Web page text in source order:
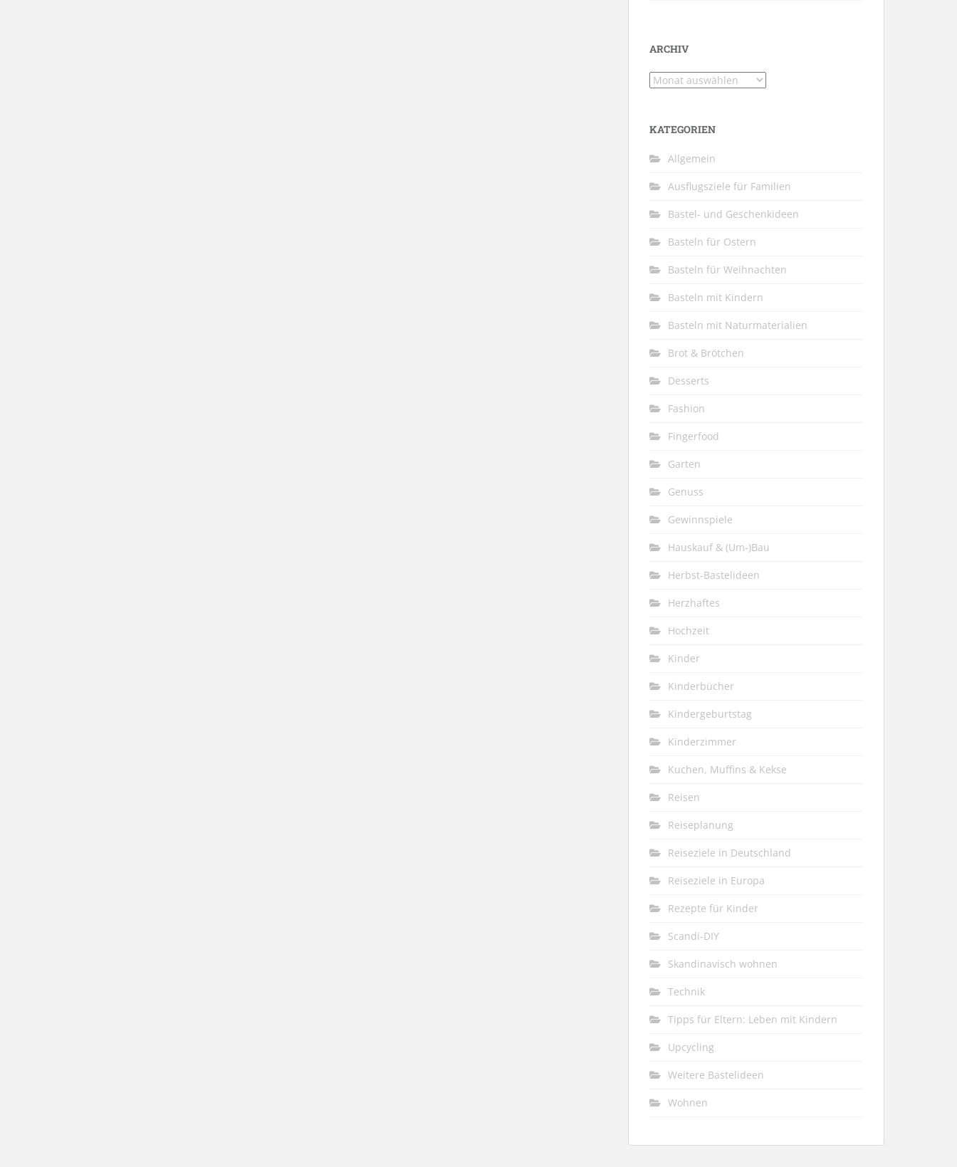
ARCHIV
Archiv
KATEGORIEN
Allgemein
Ausflugsziele für Familien
Bastel- und Geschenkideen
Basteln für Ostern
Basteln für Weihnachten
Basteln mit Kindern
Basteln mit Naturmaterialien
Brot & Brötchen
Desserts
Fashion
Fingerfood
Garten
Genuss
Gewinnspiele
Hauskauf & (Um-)Bau
Herbst-Bastelideen
Herzhaftes
Hochzeit
Kinder
Kinderbücher
Kindergeburtstag
Kinderzimmer
Kuchen, Muffins & Kekse
Reisen
Reiseplanung
Reiseziele in Deutschland
Reiseziele in Europa
Rezepte für Kinder
Scandi-DIY
Skandinavisch wohnen
Technik
Tipps für Eltern: Leben mit Kindern
Upcycling
Weitere Bastelideen
Wohnen